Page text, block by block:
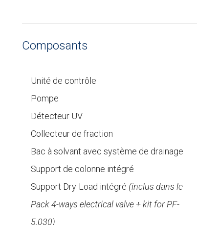
Composants
Unité de contrôle
Pompe
Détecteur UV
Collecteur de fraction
Bac à solvant avec système de drainage
Support de colonne intégré
Support Dry-Load intégré (inclus dans le
Pack 4-ways electrical valve + kit for PF-
5.030)